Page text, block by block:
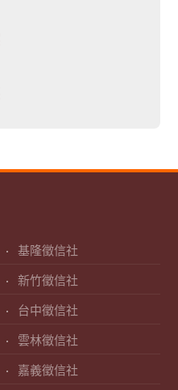
基隆徵信社
新竹徵信社
台中徵信社
雲林徵信社
嘉義徵信社